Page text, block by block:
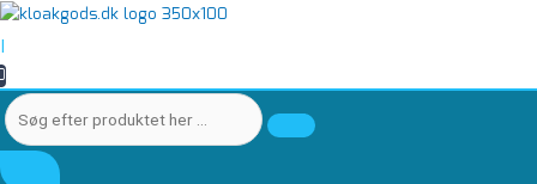
Gå
til
indholdet
|
Søg
produktet
her
…
Søg
produktet
her
…
Overgang
300
mm
betonmuffe
antal